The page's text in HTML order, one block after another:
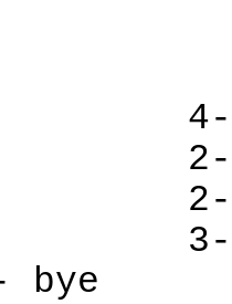
4-0
3-4
bye